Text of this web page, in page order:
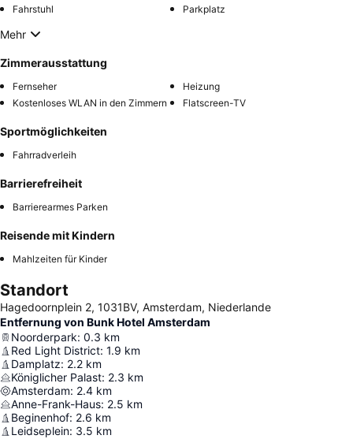
Fahrstuhl
Parkplatz
Mehr
Zimmerausstattung
Fernseher
Heizung
Kostenloses WLAN in den Zimmern
Flatscreen-TV
Sportmöglichkeiten
Fahrradverleih
Barrierefreiheit
Barrierearmes Parken
Reisende mit Kindern
Mahlzeiten für Kinder
Standort
Hagedoornplein 2, 1031BV, Amsterdam, Niederlande
Entfernung von Bunk Hotel Amsterdam
Noorderpark: 0.3 km
Red Light District: 1.9 km
Damplatz: 2.2 km
Königlicher Palast: 2.3 km
Amsterdam: 2.4 km
Anne-Frank-Haus: 2.5 km
Beginenhof: 2.6 km
Leidseplein: 3.5 km